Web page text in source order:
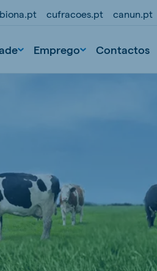
biona.pt cufracoes.pt canun.pt
Emprego Contactos